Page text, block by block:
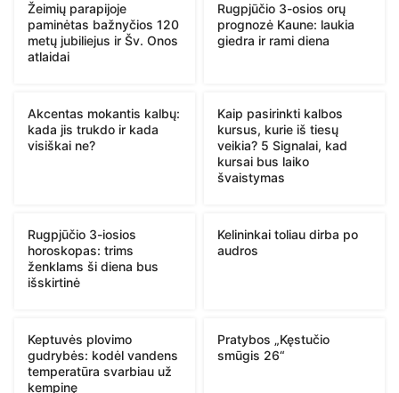
Žeimių parapijoje
paminėtas bažnyčios 120
metų jubiliejus ir Šv. Onos
atlaidai
Rugpjūčio 3-osios orų
prognozė Kaune: laukia
giedra ir rami diena
Akcentas mokantis kalbų:
kada jis trukdo ir kada
visiškai ne?
Kaip pasirinkti kalbos
kursus, kurie iš tiesų
veikia? 5 Signalai, kad
kursai bus laiko
švaistymas
Rugpjūčio 3-iosios
horoskopas: trims
ženklams ši diena bus
išskirtinė
Kelininkai toliau dirba po
audros
Keptuvės plovimo
gudrybės: kodėl vandens
temperatūra svarbiau už
kempinę
Pratybos „Kęstučio
smūgis 26“